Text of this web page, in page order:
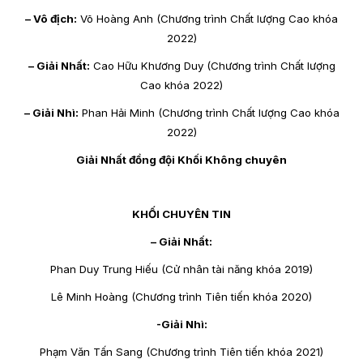
– Vô địch: Võ Hoàng Anh (Chương trình Chất lượng Cao khóa
2022)
– Giải Nhất: Cao Hữu Khương Duy (Chương trình Chất lượng
Cao khóa 2022)
– Giải Nhì: Phan Hải Minh (Chương trình Chất lượng Cao khóa
2022)
Giải Nhất đồng đội Khối Không chuyên
KHỐI CHUYÊN TIN
– Giải Nhất:
Phan Duy Trung Hiếu (Cử nhân tài năng khóa 2019)
Lê Minh Hoàng (Chương trình Tiên tiến khóa 2020)
-Giải Nhì:
Phạm Văn Tấn Sang (Chương trình Tiên tiến khóa 2021)